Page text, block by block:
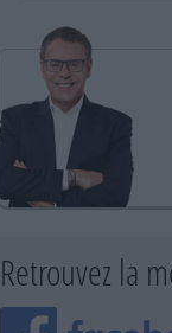
Retrouvez la